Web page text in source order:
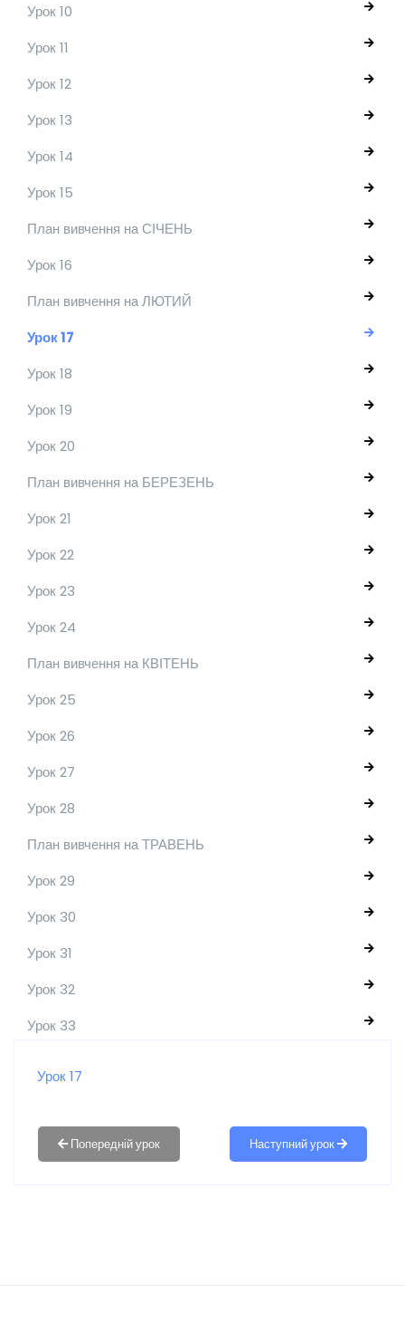
Урок 10
Урок 11
Урок 12
Урок 13
Урок 14
Урок 15
План вивчення на СІЧЕНЬ
Урок 16
План вивчення на ЛЮТИЙ
Урок 17
Урок 18
Урок 19
Урок 20
План вивчення на БЕРЕЗЕНЬ
Урок 21
Урок 22
Урок 23
Урок 24
План вивчення на КВІТЕНЬ
Урок 25
Урок 26
Урок 27
Урок 28
План вивчення на ТРАВЕНЬ
Урок 29
Урок 30
Урок 31
Урок 32
Урок 33
Урок 17
Наступний урок